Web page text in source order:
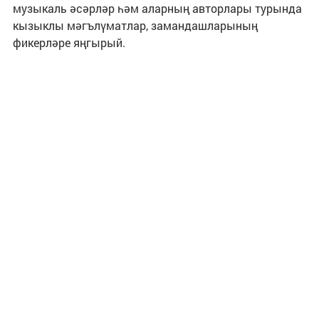
музыкаль әсәрләр һәм аларның авторлары турында
кызыклы мәгълүматлар, замандашларының
фикерләре яңгырый.